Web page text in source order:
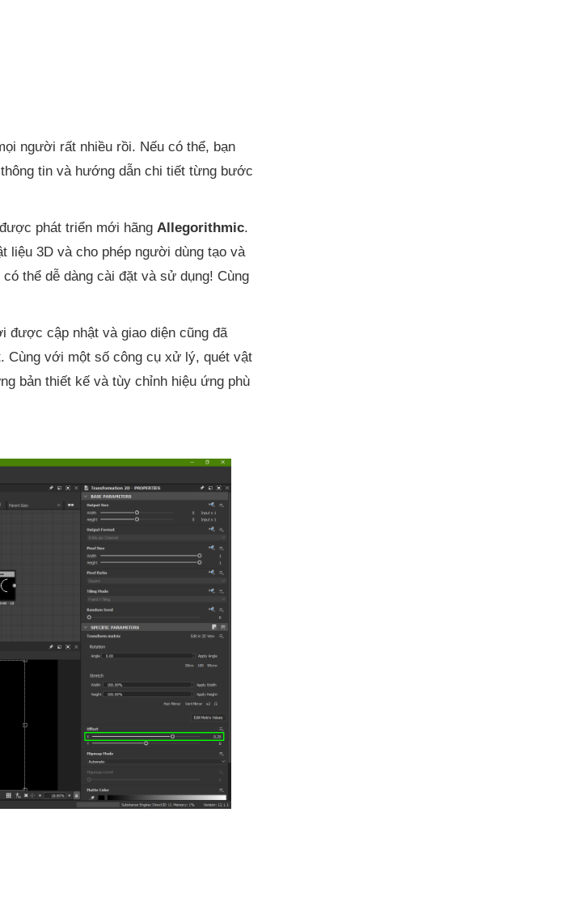
người rất nhiều rồi. Nếu có thể, bạn
tin và hướng dẫn chi tiết từng bước
phát triển mới hãng Allegorithmic.
liệu 3D và cho phép người dùng tạo và
thể dễ dàng cài đặt và sử dụng! Cùng
được cập nhật và giao diện cũng đã
Cùng với một số công cụ xử lý, quét vật
bản thiết kế và tùy chỉnh hiệu ứng phù